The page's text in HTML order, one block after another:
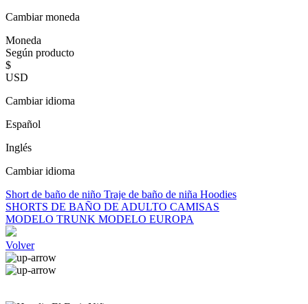
Cambiar moneda
Moneda
Según producto
$
USD
Cambiar idioma
Español
Inglés
Cambiar idioma
Short de baño de niño Traje de baño de niña Hoodies
SHORTS DE BAÑO DE ADULTO CAMISAS
MODELO TRUNK MODELO EUROPA
Volver